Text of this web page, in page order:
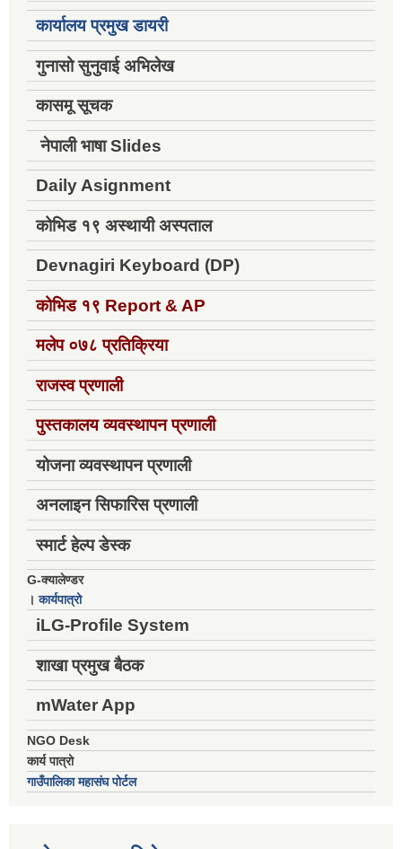
कार्यालय प्रमुख डायरी
गुनासो सुनुवाई अभिलेख
कासमू सूचक
नेपाली भाषा Slides
Daily Asignment
कोभिड १९ अस्थायी अस्पताल
Devnagiri Keyboard (DP)
कोभिड १९ Report & AP
मलेप ०७८ प्रतिक्रिया
राजस्व प्रणाली
पुस्तकालय व्यवस्थापन प्रणाली
योजना व्यवस्थापन प्रणाली
अनलाइन सिफारिस प्रणाली
स्मार्ट हेल्प डेस्क
G-क्यालेण्डर
।कार्यपात्रो
iLG-Profile System
शाखा प्रमुख बैठक
mWater App
NGO Desk
कार्य पात्रो
गाउँपालिका महासंघ पोर्टल